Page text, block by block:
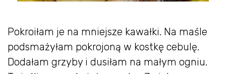
Pokroiłam je na mniejsze kawałki. Na maśle
podsmażyłam pokrojoną w kostkę cebulę.
Dodałam grzyby i dusiłam na małym ogniu.